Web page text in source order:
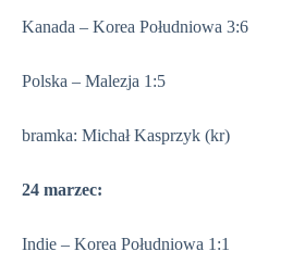
Kanada – Korea Południowa 3:6
Polska – Malezja 1:5
bramka: Michał Kasprzyk (kr)
24 marzec:
Indie – Korea Południowa 1:1